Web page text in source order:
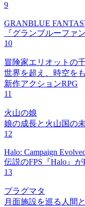
9
GRANBLUE
『グランブルーファ
10
冒険家エリオットの
世界を超え、時空を
新作アクションRPG
11
火山の娘
娘の成長と火山国の
12
Halo: Campaign
伝説のFPS『Halo』が
13
プラグマタ
月面施設を巡る人間